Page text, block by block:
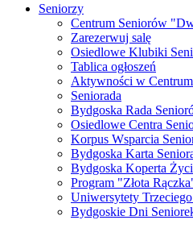
Seniorzy
Centrum Seniorów
Zarezerwuj salę
Osiedlowe Klubiki
Tablica ogłoszeń
Aktywności w
Seniorada
Bydgoska Rada
Osiedlowe Centra
Korpus Wsparcia
Bydgoska Karta
Bydgoska Koperta
Program "Złota
Uniwersytety
Bydgoskie Dni